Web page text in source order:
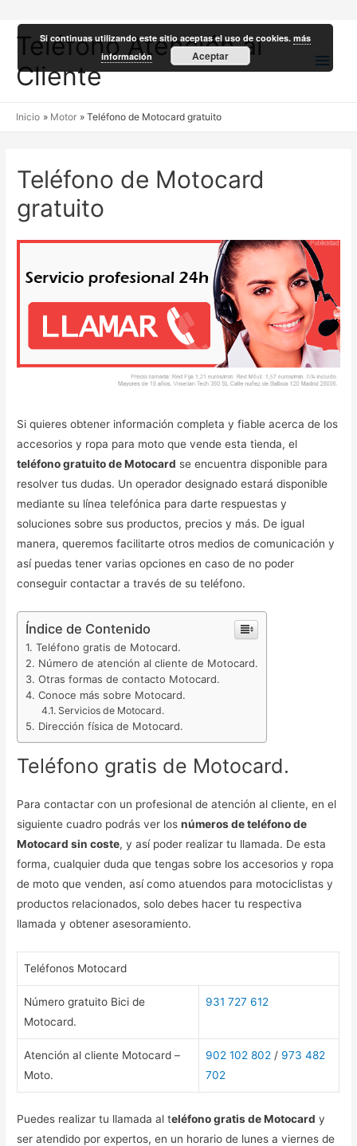
Teléfono Atención al
Cliente
Inicio Motor Teléfono de Motocard gratuito
Teléfono de Motocard
gratuito
Si quieres obtener información completa y fiable acerca de los
accesorios y ropa para moto que vende esta tienda, el
teléfono gratuito de Motocard se encuentra disponible para
resolver tus dudas. Un operador designado estará disponible
mediante su línea telefónica para darte respuestas y
soluciones sobre sus productos, precios y más. De igual
manera, queremos facilitarte otros medios de comunicación y
así puedas tener varias opciones en caso de no poder
conseguir contactar a través de su teléfono.
Índice de Contenido
Teléfono gratis de Motocard.
Número de atención al cliente de Motocard.
Otras formas de contacto Motocard.
Conoce más sobre Motocard.
Servicios de Motocard.
Dirección física de Motocard.
Teléfono gratis de Motocard.
Para contactar con un profesional de atención al cliente, en el
siguiente cuadro podrás ver losnúmeros de teléfono de
Motocard sin coste, y así poder realizar tu llamada. De esta
forma, cualquier duda que tengas sobre los accesorios y ropa
de moto que venden, así como atuendos para motociclistas y
productos relacionados, solo debes hacer tu respectiva
llamada y obtener asesoramiento.
Teléfonos Motocard
Número gratuito Bici de
Motocard.
931 727 612
Atención al cliente Motocard –
Moto.
902 102 802 / 973 482
702
Puedes realizar tu llamada al teléfono gratis de Motocard y
ser atendido por expertos, en un horario de lunes a viernes de
Si continuas utilizando este sitio aceptas el uso de cookies.más
información
Aceptar